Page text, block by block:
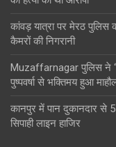
कांवड़ यात्रा पर मेरठ
कैमरों की निगरानी
Muzaffarnagar पुलिस ने
पुष्पवर्षा से भक्तिमय हुआ
कानपुर में पान दुकानदार से 5
सिपाही लाइन हाजिर